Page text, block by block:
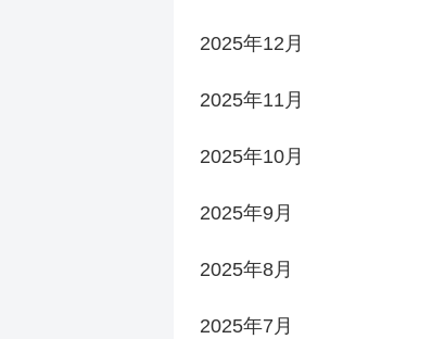
2025年12月
2025年11月
2025年10月
2025年9月
2025年8月
2025年7月